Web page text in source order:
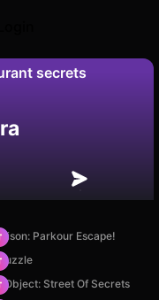
secrets
Parkour Escape!
Object: Street Of Secrets